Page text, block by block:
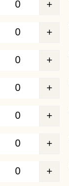
Quantité +
Quantité +
Quantité +
Quantité +
Quantité +
Quantité +
Quantité +